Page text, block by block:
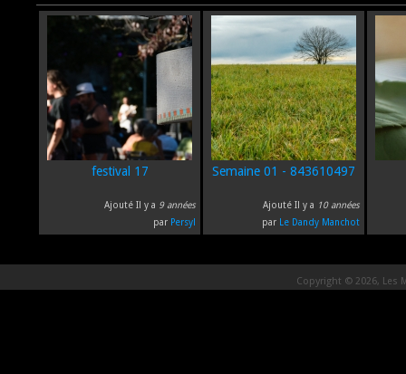
festival 17
Ajouté Il y a 9 années
par Persyl
Semaine 01 - 843610497
Ajouté Il y a 10 années
par Le Dandy Manchot
Copyright © 2026, Les